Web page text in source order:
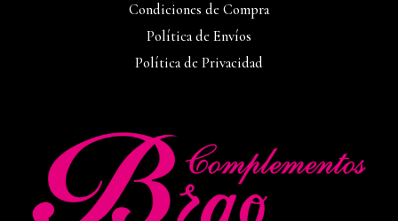
Condiciones de Compra
Política de Envíos
Política de Privacidad